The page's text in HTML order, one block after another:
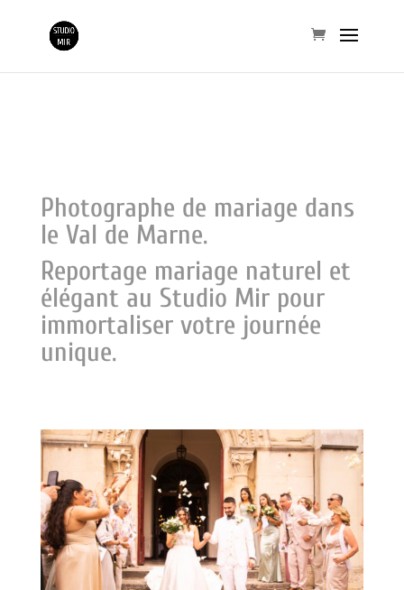
Photographe de mariage dans
le Val de Marne.
Reportage mariage naturel et
élégant au Studio Mir pour
immortaliser votre journée
unique.